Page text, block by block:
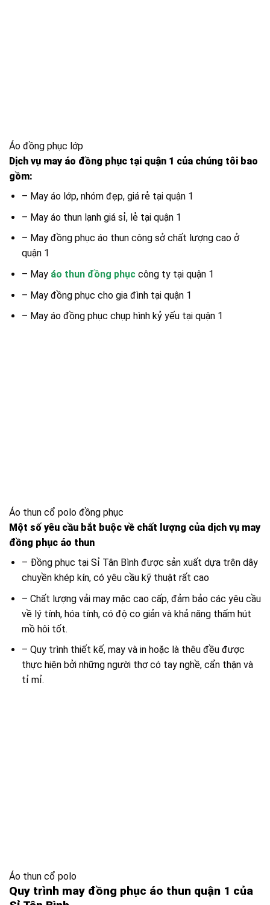
Áo đồng phục lớp
Dịch vụ may áo đồng phục tại quận 1 của chúng tôi bao
gồm:
– May áo lớp, nhóm đẹp, giá rẻ tại quận 1
– May áo thun lạnh giá sỉ, lẻ tại quận 1
– May đồng phục áo thun công sở chất lượng cao ở
quận 1
– May áo thun đồng phụccông ty tại quận 1
– May đồng phục cho gia đình tại quận 1
– May áo đồng phục chụp hình kỷ yếu tại quận 1
Áo thun cổ polo đồng phục
Một số yêu cầu bắt buộc về chất lượng của dịch vụ may
đồng phục áo thun
– Đồng phục tại Sỉ Tân Bình được sản xuất dựa trên dây
chuyền khép kín, có yêu cầu kỹ thuật rất cao
– Chất lượng vải may mặc cao cấp, đảm bảo các yêu cầu
về lý tính, hóa tính, có độ co giản và khả năng thấm hút
mồ hôi tốt.
– Quy trình thiết kế, may và in hoặc là thêu đều được
thực hiện bởi những người thợ có tay nghề, cẩn thận và
tỉ mỉ.
Áo thun cổ polo
Quy trình may đồng phục áo thun quận 1 của